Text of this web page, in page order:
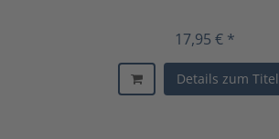
17,95 € *
Details zum Titel